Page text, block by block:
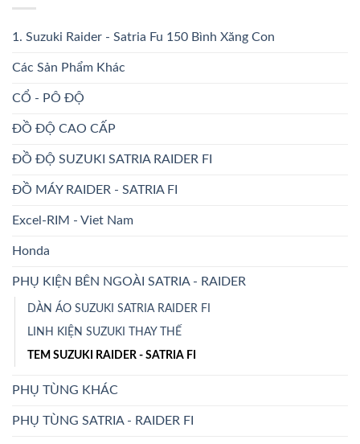
1. Suzuki Raider - Satria Fu 150 Bình Xăng Con
Các Sản Phẩm Khác
CỔ - PÔ ĐỘ
ĐỒ ĐỘ CAO CẤP
ĐỒ ĐỘ SUZUKI SATRIA RAIDER FI
ĐỒ MÁY RAIDER - SATRIA FI
Excel-RIM - Viet Nam
Honda
PHỤ KIỆN BÊN NGOÀI SATRIA - RAIDER
DÀN ÁO SUZUKI SATRIA RAIDER FI
LINH KIỆN SUZUKI THAY THẾ
TEM SUZUKI RAIDER - SATRIA FI
PHỤ TÙNG KHÁC
PHỤ TÙNG SATRIA - RAIDER FI